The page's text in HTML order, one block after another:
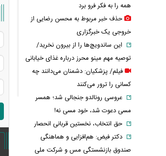
همه را به فکر فرو برد
حذف خبر مربوط به محسن رضایی از
خروجی یک خبرگزاری
این ساندویچ‌ها را از بیرون نخرید/
توصیه مهم مینو محرز درباره غذای خیابانی
فیلم/ پزشکیان: دشمنان می‌دانند چه
کسانی را ترور می‌کنند
عروسی رونالدو جنجالی شد؛ همسر
مسی دعوت شد، خود مسی نه!
حق انتخاب، نخستین قربانی انحصار
دکتر فیض: هم‌افزایی و هماهنگی
صندوق بازنشستگی مس و شرکت ملی